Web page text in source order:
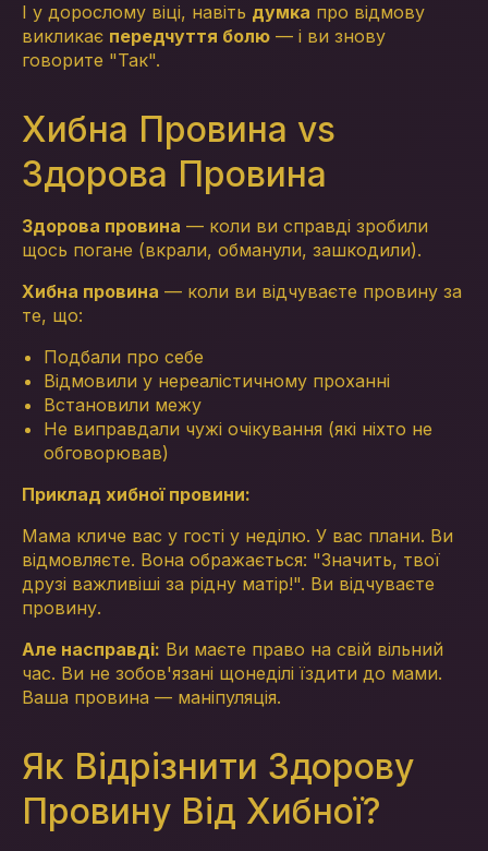
І у дорослому віці, навіть думка про відмову
викликає передчуття болю — і ви знову
говорите "Так".
Хибна Провина vs
Здорова Провина
Здорова провина — коли ви справді зробили
щось погане (вкрали, обманули, зашкодили).
Хибна провина — коли ви відчуваєте провину за
те, що:
Подбали про себе
Відмовили у нереалістичному проханні
Встановили межу
Не виправдали чужі очікування (які ніхто не
обговорював)
Приклад хибної провини:
Мама кличе вас у гості у неділю. У вас плани. Ви
відмовляєте. Вона ображається: "Значить, твої
друзі важливіші за рідну матір!". Ви відчуваєте
провину.
Але насправді: Ви маєте право на свій вільний
час. Ви не зобов'язані щонеділі їздити до мами.
Ваша провина — маніпуляція.
Як Відрізнити Здорову
Провину Від Хибної?